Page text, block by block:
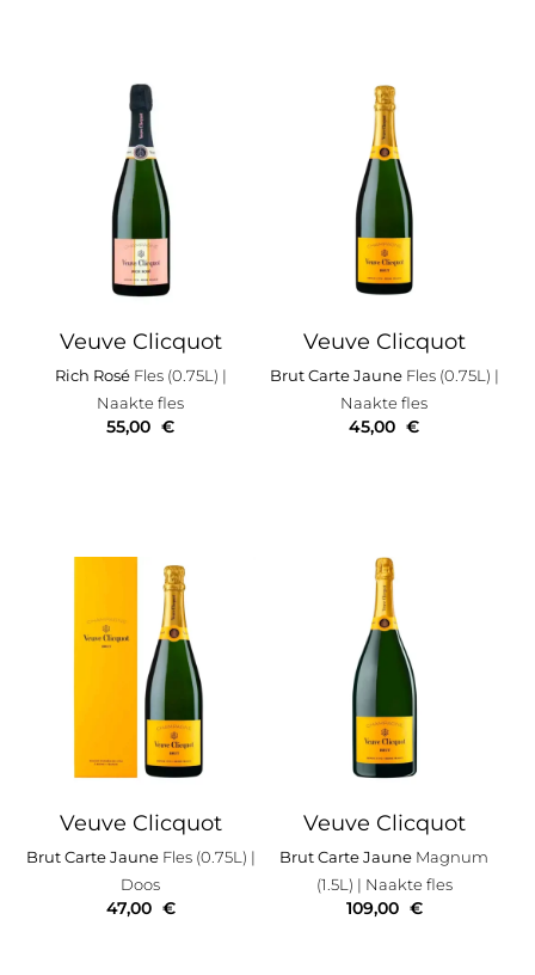
Veuve Clicquot
Rich Rosé Fles (0.75L) |
Naakte fles
55,00 €
Veuve Clicquot
Brut Carte Jaune Fles (0.75L) |
Naakte fles
45,00 €
Veuve Clicquot
Brut Carte Jaune Fles (0.75L) |
Doos
47,00 €
Veuve Clicquot
Brut Carte Jaune Magnum
(1.5L) | Naakte fles
109,00 €